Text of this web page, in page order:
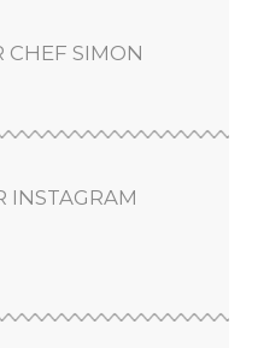
CHEF SIMON
INSTAGRAM